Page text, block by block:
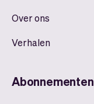
Over ons
Verhalen
Abonnementen